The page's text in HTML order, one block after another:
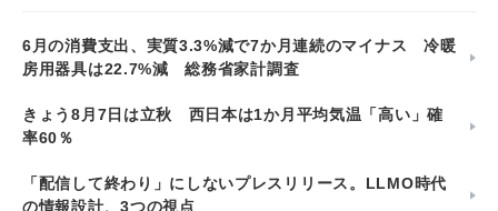
6月の消費支出、実質3.3%減で7か月連続のマイナス 冷暖
房用器具は22.7%減 総務省家計調査
きょう8月7日は立秋 西日本は1か月平均気温「高い」確
率60％
「配信して終わり」にしないプレスリリース。LLMO時代
の情報設計、3つの視点